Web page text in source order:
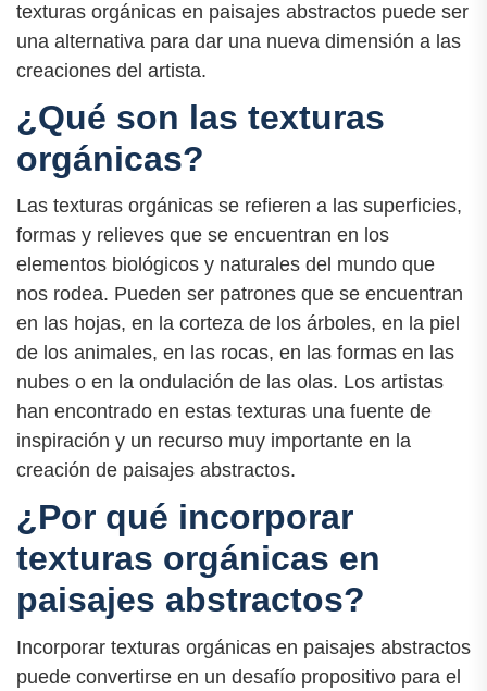
texturas orgánicas en paisajes abstractos puede ser
una alternativa para dar una nueva dimensión a las
creaciones del artista.
¿Qué son las texturas
orgánicas?
Las texturas orgánicas se refieren a las superficies,
formas y relieves que se encuentran en los
elementos biológicos y naturales del mundo que
nos rodea. Pueden ser patrones que se encuentran
en las hojas, en la corteza de los árboles, en la piel
de los animales, en las rocas, en las formas en las
nubes o en la ondulación de las olas. Los artistas
han encontrado en estas texturas una fuente de
inspiración y un recurso muy importante en la
creación de paisajes abstractos.
¿Por qué incorporar
texturas orgánicas en
paisajes abstractos?
Incorporar texturas orgánicas en paisajes abstractos
puede convertirse en un desafío propositivo para el